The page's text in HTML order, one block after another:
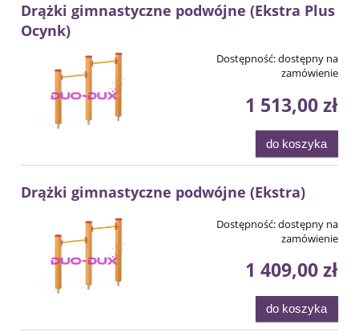
Drążki gimnastyczne podwójne (Ekstra Plus
Ocynk)
Dostępność:dostępny na
zamówienie
1 513,00 zł
do koszyka
Drążki gimnastyczne podwójne (Ekstra)
Dostępność:dostępny na
zamówienie
1 409,00 zł
do koszyka